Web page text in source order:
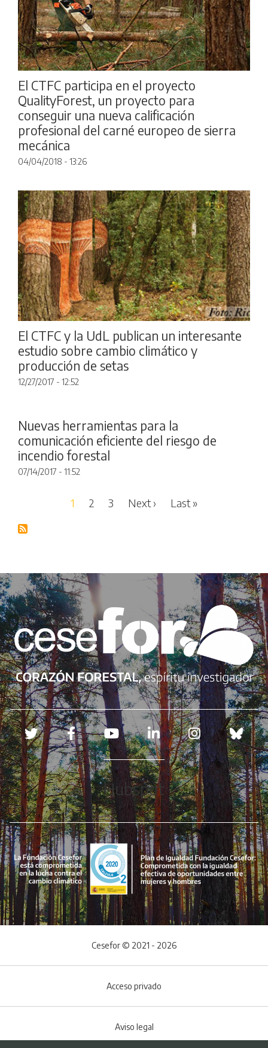
El CTFC participa en el proyecto
QualityForest, un proyecto para
conseguir una nueva calificación
profesional del carné europeo de sierra
mecánica
04/04/2018 - 13:26
El CTFC y la UdL publican un interesante
estudio sobre cambio climático y
producción de setas
12/27/2017 - 12:52
Nuevas herramientas para la
comunicación eficiente del riesgo de
incendio forestal
07/14/2017 - 11:52
Pagination
1 2 3 Next ›Next page
Last »Last page
Redes sociales
Hubspot
Cesefor © 2021 - 2026
Acceso privado
Aviso legal